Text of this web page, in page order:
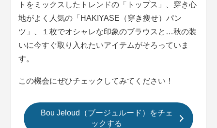
トをミックスしたトレンドの「トップス」、穿き心
地がよく人気の「HAKIYASE（穿き痩せ）パン
ツ」、１枚でオシャレな印象のブラウスと…秋の装
いに今すぐ取り入れたいアイテムがそろっていま
す。
この機会にぜひチェックしてみてください！
Bou Jeloud（ブージュルード）をチェ
ックする